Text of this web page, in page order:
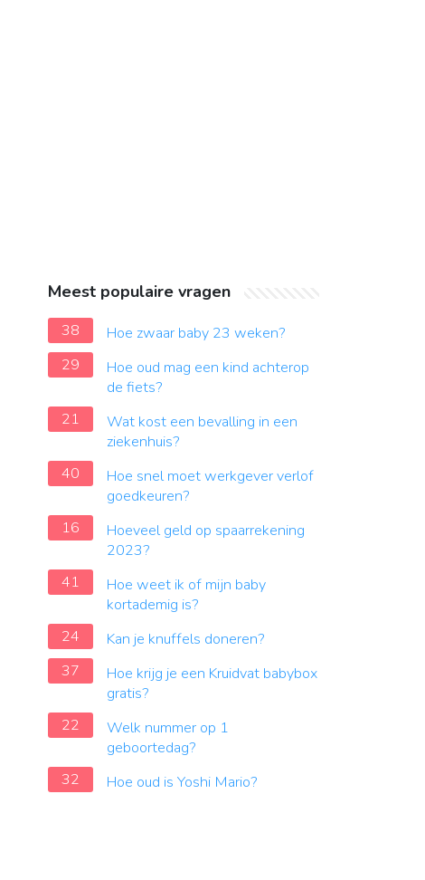
Meest populaire vragen
38
Hoe zwaar baby 23 weken?
29
Hoe oud mag een kind achterop
de fiets?
21
Wat kost een bevalling in een
ziekenhuis?
40
Hoe snel moet werkgever verlof
goedkeuren?
16
Hoeveel geld op spaarrekening
2023?
41
Hoe weet ik of mijn baby
kortademig is?
24
Kan je knuffels doneren?
37
Hoe krijg je een Kruidvat babybox
gratis?
22
Welk nummer op 1
geboortedag?
32
Hoe oud is Yoshi Mario?